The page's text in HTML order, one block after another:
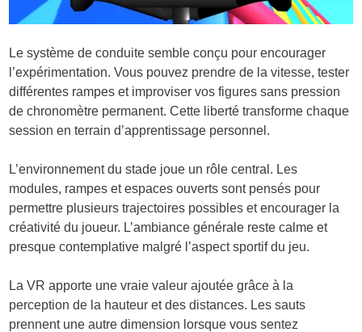
Le système de conduite semble conçu pour encourager
l’expérimentation. Vous pouvez prendre de la vitesse, tester
différentes rampes et improviser vos figures sans pression
de chronomètre permanent. Cette liberté transforme chaque
session en terrain d’apprentissage personnel.
L’environnement du stade joue un rôle central. Les
modules, rampes et espaces ouverts sont pensés pour
permettre plusieurs trajectoires possibles et encourager la
créativité du joueur. L’ambiance générale reste calme et
presque contemplative malgré l’aspect sportif du jeu.
La VR apporte une vraie valeur ajoutée grâce à la
perception de la hauteur et des distances. Les sauts
prennent une autre dimension lorsque vous sentez